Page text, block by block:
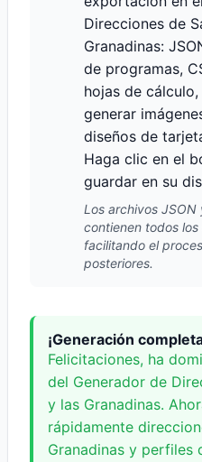
Direcciones de
Granadinas:
de programas,
hojas de
generar
diseños de
Haga clic en el
guardar en su
Los archivos
contienen todos
facilitando el
posteriores.
¡Generación
Felicitaciones, ha
del Generador de
y las Granadinas.
rápidamente
Granadinas y perfiles